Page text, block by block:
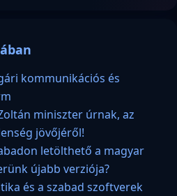
kommunikációs és
miniszter úrnak, az
jövőjéről!
letölthető a magyar
újabb verziója?
és a szabad szoftverek